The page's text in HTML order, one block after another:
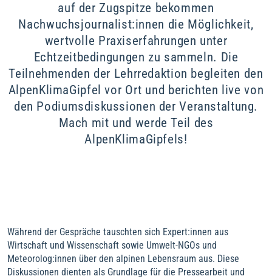
auf der Zugspitze bekommen
Nachwuchsjournalist:innen die Möglichkeit,
wertvolle Praxiserfahrungen unter
Echtzeitbedingungen zu sammeln. Die
Teilnehmenden der Lehrredaktion begleiten den
AlpenKlimaGipfel vor Ort und berichten live von
den Podiumsdiskussionen der Veranstaltung.
Mach mit und werde Teil des
AlpenKlimaGipfels!
Während der Gespräche tauschten sich Expert:innen aus
Wirtschaft und Wissenschaft sowie Umwelt-NGOs und
Meteorolog:innen über den alpinen Lebensraum aus. Diese
Diskussionen dienten als Grundlage für die Pressearbeit und